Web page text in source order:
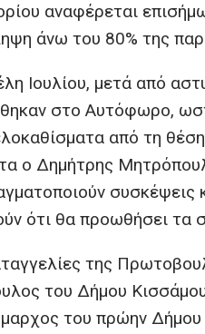
αναφέρεται
άνω του 80% της
Ιουλίου, μετά από
στο Αυτόφωρο,
από τη
ο Δημήτρης
συσκέψεις
ότι θα προωθήσει τα
της
του Δήμου
του πρώην Δήμου